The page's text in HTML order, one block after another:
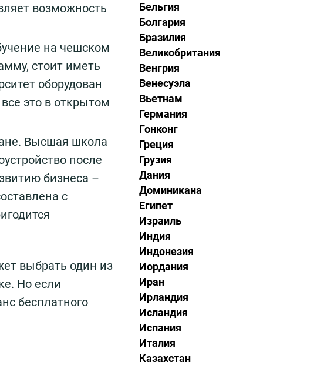
возможность
на чешском
стоит иметь
оборудован
это в открытом
Высшая школа
после
бизнеса –
с
выбрать один из
Но если
бесплатного
Бельгия
Болгария
Бразилия
Великобритания
Венгрия
Венесуэла
Вьетнам
Германия
Гонконг
Греция
Грузия
Дания
Доминикана
Египет
Израиль
Индия
Индонезия
Иордания
Иран
Ирландия
Исландия
Испания
Италия
Казахстан